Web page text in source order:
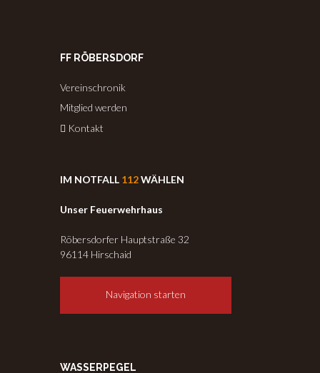
FF RÖBERSDORF
Vereinschronik
Mitglied werden
Kontakt
IM NOTFALL 112WÄHLEN
Unser Feuerwehrhaus
Röbersdorfer Hauptstraße 32
96114 Hirschaid
Navigation starten
WASSERPEGEL